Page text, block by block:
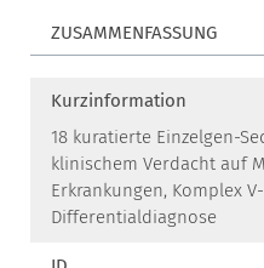
ZUSAMMENFASSUNG
Kurzinformation
18 kuratierte Einzelgen-
klinischem Verdacht auf
Erkrankungen, Komplex
Differentialdiagnose